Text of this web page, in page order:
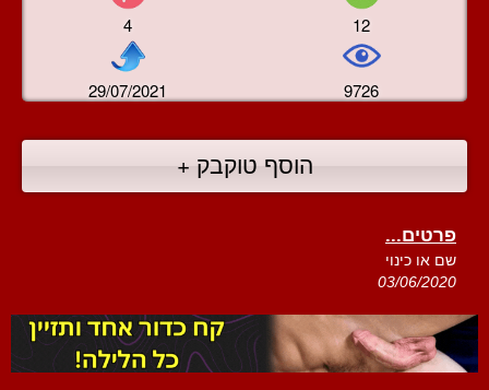
4 12
29/07/2021 9726
הוסף טוקבק +
פרטים...
שם או כינוי
03/06/2020